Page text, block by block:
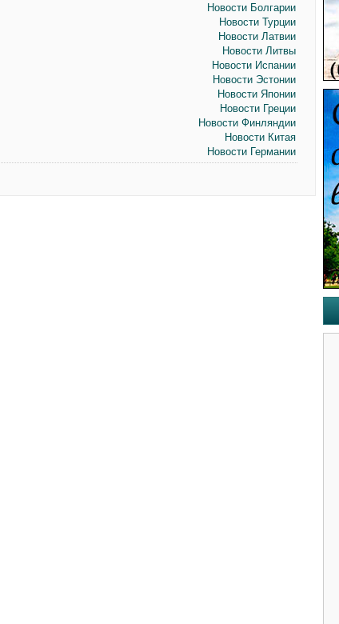
Новости Болгарии
Новости Турции
Новости Латвии
Новости Литвы
Новости Испании
Новости Эстонии
Новости Японии
Новости Греции
Новости Финляндии
Новости Китая
Новости Германии